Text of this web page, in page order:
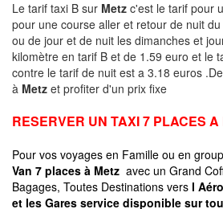
Le tarif taxi B sur Metz c'est le tarif pour
pour une course aller et retour de nuit
ou de jour et de nuit les dimanches et
kilomètre en tarif B et de 1.59 euro et le
contre le tarif de nuit est a 3.18 euros
à Metz et profiter d'un prix fixe
RESERVER UN TAXI 7 PLACES A
Pour vos voyages en Famille ou en
Van 7 places à Metz avec un Grand
Bagages, Toutes Destinations vers l
et les Gares service disponible sur